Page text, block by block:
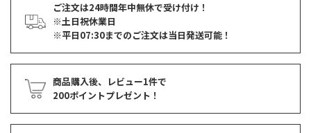
ご注文は24時間年中無休で受け付け！
※土日祝休業日
※平日07:30までのご注文は当日発送可能！
商品購入後、レビュー1件で
200ポイントプレゼント！